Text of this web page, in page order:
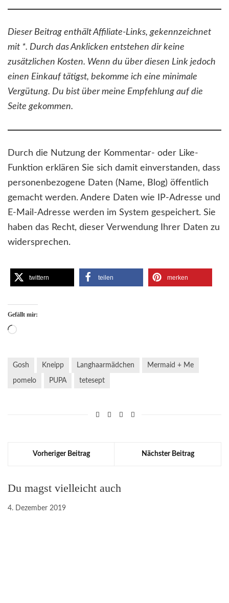
Dieser Beitrag enthält Affiliate-Links, gekennzeichnet
mit *. Durch das Anklicken entstehen dir keine
zusätzlichen Kosten. Wenn du über diesen Link jedoch
einen Einkauf tätigst, bekomme ich eine minimale
Vergütung. Du bist über meine Empfehlung auf die
Seite gekommen.
Durch die Nutzung der Kommentar- oder Like-
Funktion erklären Sie sich damit einverstanden, dass
personenbezogene Daten (Name, Blog) öffentlich
gemacht werden. Andere Daten wie IP-Adresse und
E-Mail-Adresse werden im System gespeichert. Sie
haben das Recht, dieser Verwendung Ihrer Daten zu
widersprechen.
twittern teilen merken
Gefällt mir:
Wird
Gosh Kneipp Langhaarmädchen Mermaid + Me
pomelo PUPA tetesept
Vorheriger Beitrag Nächster Beitrag
Du magst vielleicht auch
4. Dezember 2019